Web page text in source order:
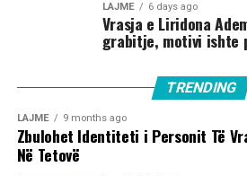
LAJME 6 days ago
Vrasja e Liridona
grabitje, motivi ishte
TRENDING
LAJME 9 months ago
Zbulohet Identiteti i Personit Të
Në Tetovë